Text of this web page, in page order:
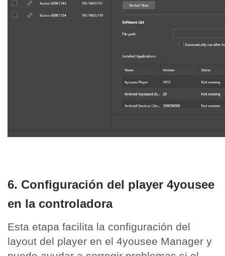
6. Configuración del player 4yousee
en la controladora
Esta etapa facilita la configuración del
layout del player en el 4yousee Manager y